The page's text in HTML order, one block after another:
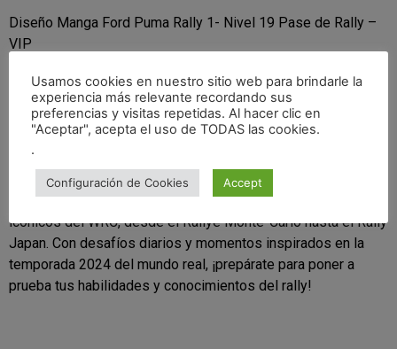
Diseño Manga Ford Puma Rally 1- Nivel 19 Pase de Rally –
VIP
EA SPORTS WRC en OFERTA para PS5
EA SPORTS WRC para XBOX
Momentos: Revive la Historia del WRC
la temporada 4 te llevan a través de los momentos más
icónicos del WRC, desde el Rallye Monte-Carlo hasta el Rally
Japan. Con desafíos diarios y momentos inspirados en la
temporada 2024 del mundo real, ¡prepárate para poner a
prueba tus habilidades y conocimientos del rally!
Usamos cookies en nuestro sitio web para brindarle la
experiencia más relevante recordando sus
preferencias y visitas repetidas. Al hacer clic en
"Aceptar", acepta el uso de TODAS las cookies.
.
Configuración de Cookies Accept